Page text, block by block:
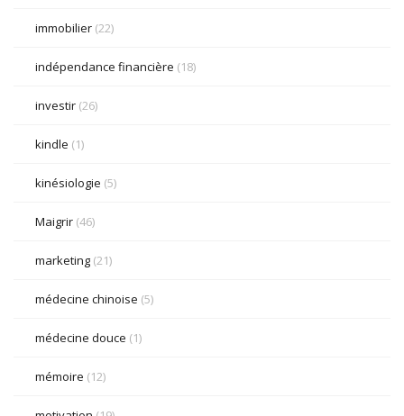
immobilier (22)
indépendance financière (18)
investir (26)
kindle (1)
kinésiologie (5)
Maigrir (46)
marketing (21)
médecine chinoise (5)
médecine douce (1)
mémoire (12)